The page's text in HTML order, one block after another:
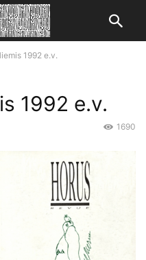
1992 e.v.
1992 e.v.
1690